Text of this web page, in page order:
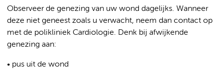
Observeer de genezing van uw wond dagelijks. Wanneer
deze niet geneest zoals u verwacht, neem dan contact op
met de polikliniek Cardiologie. Denk bij afwijkende
genezing aan:
• pus uit de wond